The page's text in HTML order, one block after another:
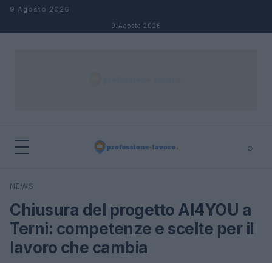
Salta al contenuto
9 Agosto 2026
9 Agosto 2026
⌕
Cerca
NEWS
Chiusura del progetto AI4YOU a
Terni: competenze e scelte per il
lavoro che cambia